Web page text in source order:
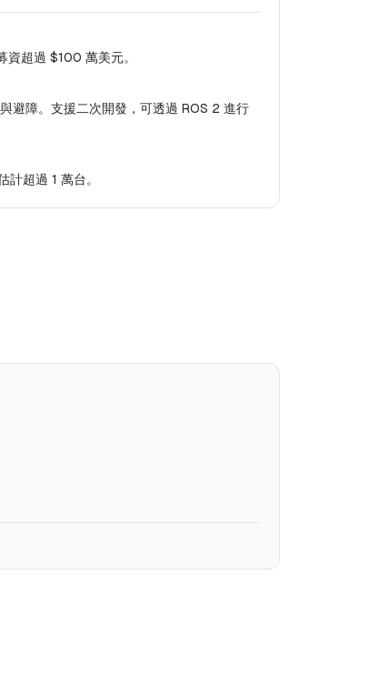
超過 $100 萬美元。
避障。支援二次開發，可透過 ROS 2 進行
超過 1 萬台。